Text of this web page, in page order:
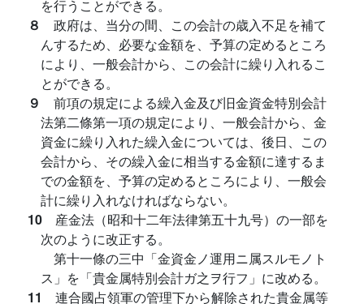
を行うことができる。
８ 政府は、当分の間、この会計の歳入不足を補て
んするため、必要な金額を、予算の定めるところ
により、一般会計から、この会計に繰り入れるこ
とができる。
９ 前項の規定による繰入金及び旧金資金特別会計
法第二條第一項の規定により、一般会計から、金
資金に繰り入れた繰入金については、後日、この
会計から、その繰入金に相当する金額に達するま
での金額を、予算の定めるところにより、一般会
計に繰り入れなければならない。
10 産金法（昭和十二年法律第五十九号）の一部を
次のように改正する。
第十一條の三中「金資金ノ運用ニ属スルモノト
ス」を「貴金属特別会計ガ之ヲ行フ」に改める。
11 連合國占領軍の管理下から解除された貴金属等